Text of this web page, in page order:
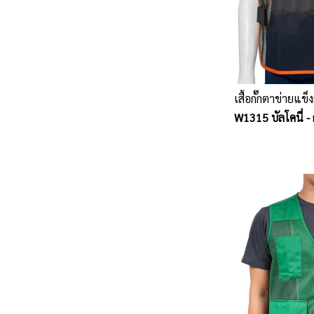
เสื้อกั๊กตาข่ายแข็
W1315 บัลโคนี่ -